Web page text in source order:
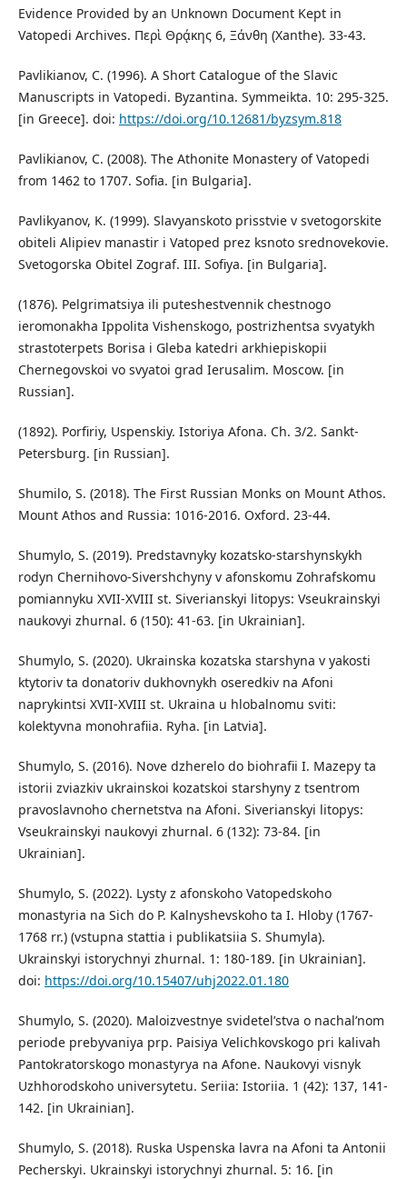
Evidence Provided by an Unknown Document Kept in
Vatopedi Archives. Περὶ Θρᾴκης 6, Ξάνθη (Xanthe). 33-43.
Pavlikianov, C. (1996). A Short Catalogue of the Slavic
Manuscripts in Vatopedi. Byzantina. Symmeikta. 10: 295-325.
[in Greece]. doi: https://doi.org/10.12681/byzsym.818
Pavlikianov, C. (2008). The Athonite Monastery of Vatopedi
from 1462 to 1707. Sofia. [in Bulgaria].
Pavlikyanov, K. (1999). Slavyanskoto prisstvie v svetogorskite
obiteli Alipiev manastir i Vatoped prez ksnoto srednovekovie.
Svetogorska Obitel Zograf. III. Sofiya. [in Bulgaria].
(1876). Pelgrimatsiya ili puteshestvennik chestnogo
ieromonakha Ippolita Vishenskogo, postrizhentsa svyatykh
strastoterpets Borisa i Gleba katedri arkhiepiskopii
Chernegovskoi vo svyatoi grad Ierusalim. Moscow. [in
Russian].
(1892). Porfiriy, Uspenskiy. Istoriya Afona. Ch. 3/2. Sankt-
Petersburg. [in Russian].
Shumilo, S. (2018). The First Russian Monks on Mount Athos.
Mount Athos and Russia: 1016-2016. Oxford. 23-44.
Shumylo, S. (2019). Predstavnyky kozatsko-starshynskykh
rodyn Chernihovo-Sivershchyny v afonskomu Zohrafskomu
pomiannyku XVII-XVIII st. Siverianskyi litopys: Vseukrainskyi
naukovyi zhurnal. 6 (150): 41-63. [in Ukrainian].
Shumylo, S. (2020). Ukrainska kozatska starshyna v yakosti
ktytoriv ta donatoriv dukhovnykh oseredkiv na Afoni
naprykintsi XVII-XVIII st. Ukraina u hlobalnomu sviti:
kolektyvna monohrafiia. Ryha. [in Latvia].
Shumylo, S. (2016). Nove dzherelo do biohrafii I. Mazepy ta
istorii zviazkiv ukrainskoi kozatskoi starshyny z tsentrom
pravoslavnoho chernetstva na Afoni. Siverianskyi litopys:
Vseukrainskyi naukovyi zhurnal. 6 (132): 73-84. [in
Ukrainian].
Shumylo, S. (2022). Lysty z afonskoho Vatopedskoho
monastyria na Sich do P. Kalnyshevskoho ta I. Hloby (1767-
1768 rr.) (vstupna stattia i publikatsiia S. Shumyla).
Ukrainskyi istorychnyi zhurnal. 1: 180-189. [in Ukrainian].
doi: https://doi.org/10.15407/uhj2022.01.180
Shumylo, S. (2020). Maloizvestnye svidetel’stva o nachal’nom
periode prebyvaniya prp. Paisiya Velichkovskogo pri kalivah
Pantokratorskogo monastyrya na Afone. Naukovyi visnyk
Uzhhorodskoho universytetu. Seriia: Istoriia. 1 (42): 137, 141-
142. [in Ukrainian].
Shumylo, S. (2018). Ruska Uspenska lavra na Afoni ta Antonii
Pecherskyi. Ukrainskyi istorychnyi zhurnal. 5: 16. [in